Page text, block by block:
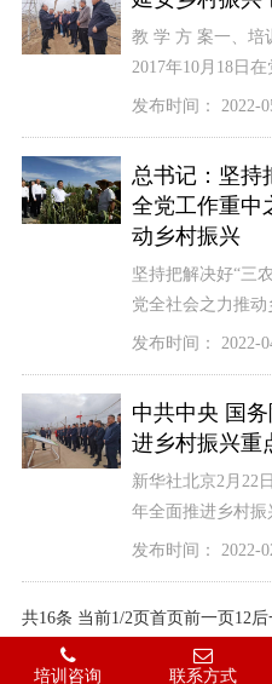
教 学 方 案一、培
2017年10月18日
十九大报告指出，
村振兴战略，要坚
优先发展，坚持农
发布时间： 2022-
总书记：坚持
全党工作重中
动乡村振兴
坚持把解决好“三
党全社会之力推
入“十四五”时期，
要来讲讲的，目
号：“三农”工作在
发布时间： 2022-
中共中央 国
进乡村振兴重
新华社北京2月22
年全面推进乡村振
日）当前，全球新
年变局和世纪疫
必须着眼国家重
发布时间： 2022-
共16条 当前1/2页首页前一页12后
培训咨询 联系方式